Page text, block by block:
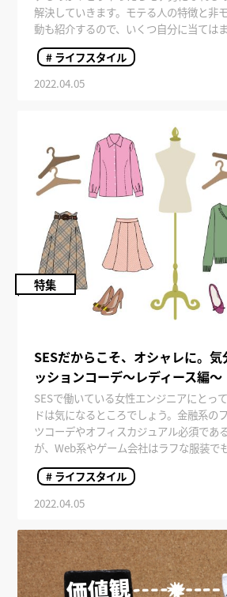
解決していきます。モテる人の特徴と非
動も紹介するので、いくつ自分に当ては
ましょう。
# ライフスタイル
2022.04.05
SESだからこそ、オシャレに。
ッションコーデ～レディース編～
SESで働いている女性エンジニアにとっ
ドは気になるところでしょう。金融系の
ツコーデやオフィスカジュアル必須であ
が、Web系やゲーム会社はラフな服装で
いです。ただし露出度の高い服は、どの
るべきでしょう。
# ライフスタイル
2022.04.05
特集